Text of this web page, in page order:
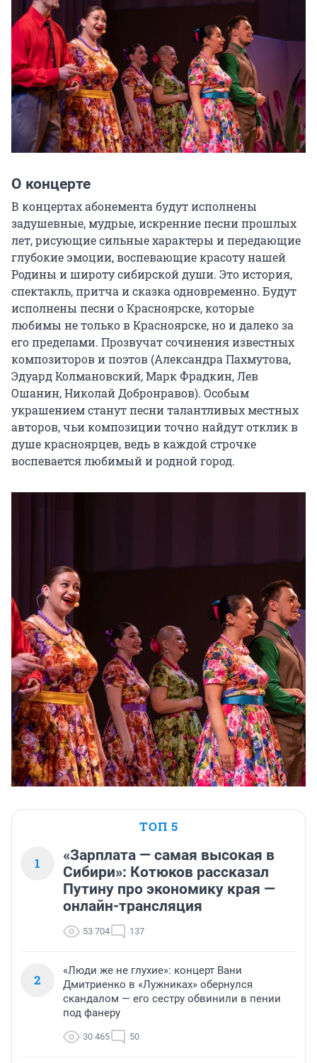
О концерте
В концертах абонемента будут исполнены
задушевные, мудрые, искренние песни прошлых
лет, рисующие сильные характеры и передающие
глубокие эмоции, воспевающие красоту нашей
Родины и широту сибирской души. Это история,
спектакль, притча и сказка одновременно. Будут
исполнены песни о Красноярске, которые
любимы не только в Красноярске, но и далеко за
его пределами. Прозвучат сочинения известных
композиторов и поэтов (Александра Пахмутова,
Эдуард Колмановский, Марк Фрадкин, Лев
Ошанин, Николай Добронравов). Особым
украшением станут песни талантливых местных
авторов, чьи композиции точно найдут отклик в
душе красноярцев, ведь в каждой строчке
воспевается любимый и родной город.
ТОП 5
1
«Зарплата — самая высокая в
Сибири»: Котюков рассказал
Путину про экономику края —
онлайн-трансляция
53 704 137
2
«Люди же не глухие»: концерт Вани
Дмитриенко в «Лужниках» обернулся
скандалом — его сестру обвинили в пении
под фанеру
30 465 50